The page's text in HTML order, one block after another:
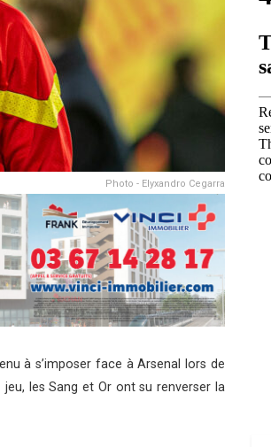
Photo - Elyxandro Cegarra
à s’imposer face à Arsenal lors de
jeu, les Sang et Or ont su renverser la